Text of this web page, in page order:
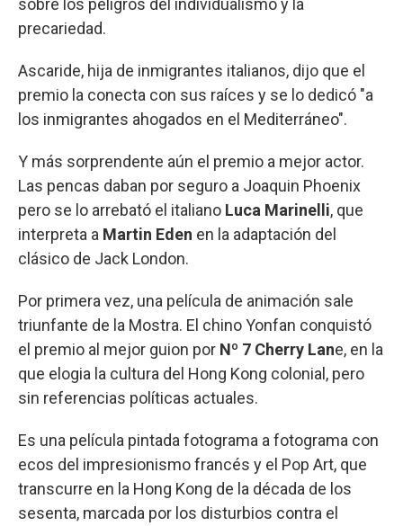
sobre los peligros del individualismo y la
precariedad.
Ascaride, hija de inmigrantes italianos, dijo que el
premio la conecta con sus raíces y se lo dedicó "a
los inmigrantes ahogados en el Mediterráneo".
Y más sorprendente aún el premio a mejor actor.
Las pencas daban por seguro a Joaquin Phoenix
pero se lo arrebató el italiano Luca Marinelli, que
interpreta a Martin Eden en la adaptación del
clásico de Jack London.
Por primera vez, una película de animación sale
triunfante de la Mostra. El chino Yonfan conquistó
el premio al mejor guion por Nº 7 Cherry Lane, en la
que elogia la cultura del Hong Kong colonial, pero
sin referencias políticas actuales.
Es una película pintada fotograma a fotograma con
ecos del impresionismo francés y el Pop Art, que
transcurre en la Hong Kong de la década de los
sesenta, marcada por los disturbios contra el